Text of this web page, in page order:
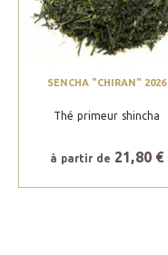
SENCHA "CHIRAN" 2026
Thé primeur shincha
à partir de 21,80 €